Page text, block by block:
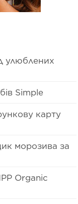
улюблених
Simple
карту
морозива за
Organic